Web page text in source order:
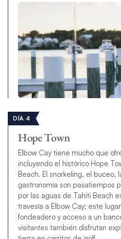
DÍA 4
Hope Town
Elbow Cay tiene mucho que
incluyendo el histórico Hope
Beach. El snorkeling, el buceo,
gastronomía son pasatiempos
por las aguas de Tahiti Beach
travesía a Elbow Cay; este
fondeadero y acceso a un
visitantes también disfrutan